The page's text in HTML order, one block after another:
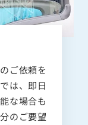
ご依頼を
は、即日
な場合も
のご要望